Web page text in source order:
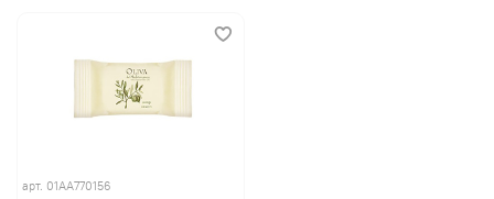
арт. 01AA770156